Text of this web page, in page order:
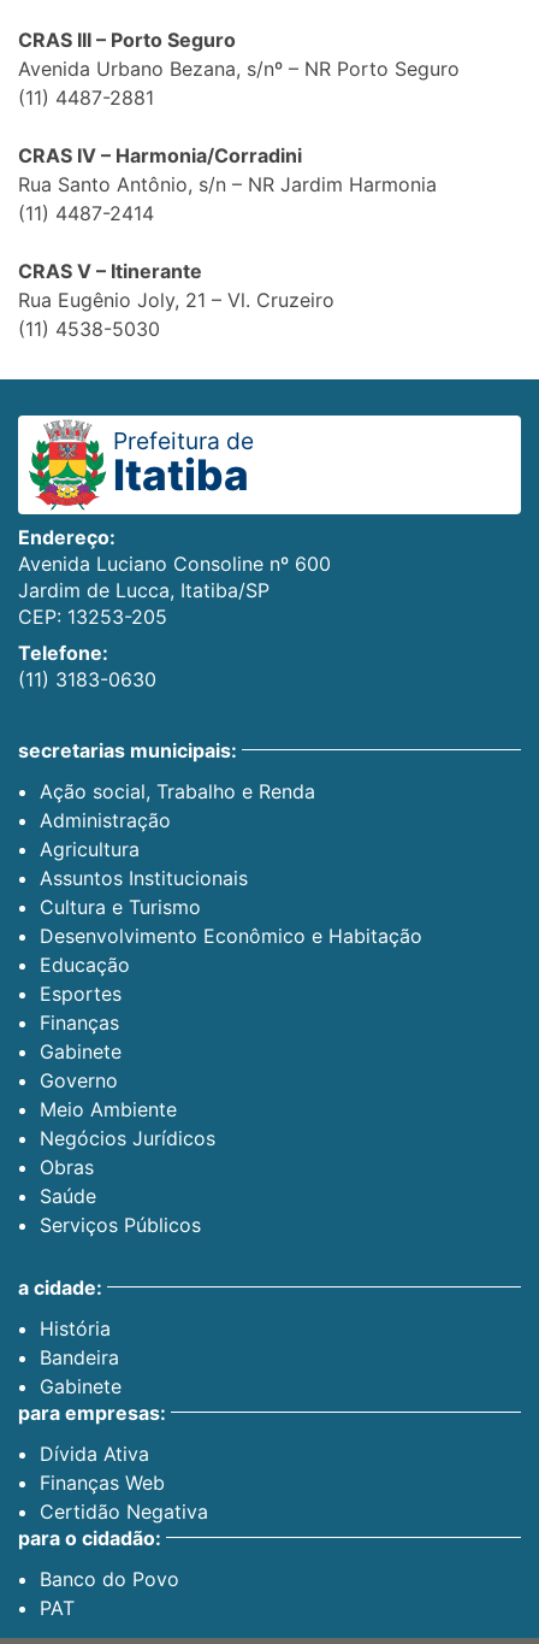
CRAS III – Porto Seguro
Avenida Urbano Bezana, s/nº – NR Porto Seguro
(11) 4487-2881
CRAS IV – Harmonia/Corradini
Rua Santo Antônio, s/n – NR Jardim Harmonia
(11) 4487-2414
CRAS V – Itinerante
Rua Eugênio Joly, 21 – Vl. Cruzeiro
(11) 4538-5030
Prefeitura de
Itatiba
Endereço:
Avenida Luciano Consoline nº 600
Jardim de Lucca, Itatiba/SP
CEP: 13253-205
Telefone:
(11) 3183-0630
secretarias municipais:
Ação social, Trabalho e Renda
Administração
Agricultura
Assuntos Institucionais
Cultura e Turismo
Desenvolvimento Econômico e Habitação
Educação
Esportes
Finanças
Gabinete
Governo
Meio Ambiente
Negócios Jurídicos
Obras
Saúde
Serviços Públicos
a cidade:
História
Bandeira
Gabinete
para empresas:
Dívida Ativa
Finanças Web
Certidão Negativa
para o cidadão:
Banco do Povo
PAT